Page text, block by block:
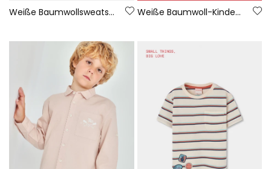
Weiße Baumwollsweatshirt für Mädchen Weiße Baumwoll-Kinder-T-Shirt mit Krokodil.